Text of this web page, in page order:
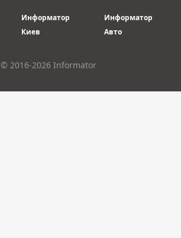
Информатор
Киев
Информатор
Авто
© 2016-2026 Informator